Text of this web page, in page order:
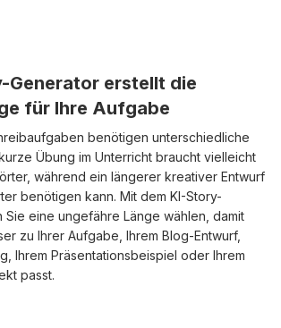
Generator erstellt die
für Ihre Aufgabe
benötigen unterschiedliche
Übung im Unterricht braucht vielleicht
während ein längerer kreativer Entwurf
benötigen kann. Mit dem KI-Story-
Sie eine ungefähre Länge wählen, damit
zu Ihrer Aufgabe, Ihrem Blog-Entwurf,
Ihrem Präsentationsbeispiel oder Ihrem
passt.